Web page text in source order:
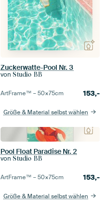
Zuckerwatte-Pool Nr. 3
von Studio BB
ArtFrame™ –50×75cm 153,-
Größe & Material selbst wählen
Pool Float Paradise Nr. 2
von Studio BB
ArtFrame™ –50×75cm 153,-
Größe & Material selbst wählen